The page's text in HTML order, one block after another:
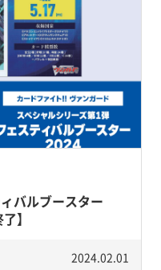
バルブースター
】
2024.02.01